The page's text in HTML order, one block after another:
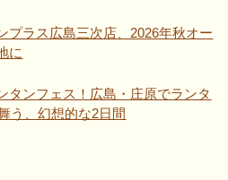
プラス広島三次店、2026年秋オー
に
タンフェス！広島・庄原でランタ
う、幻想的な2日間